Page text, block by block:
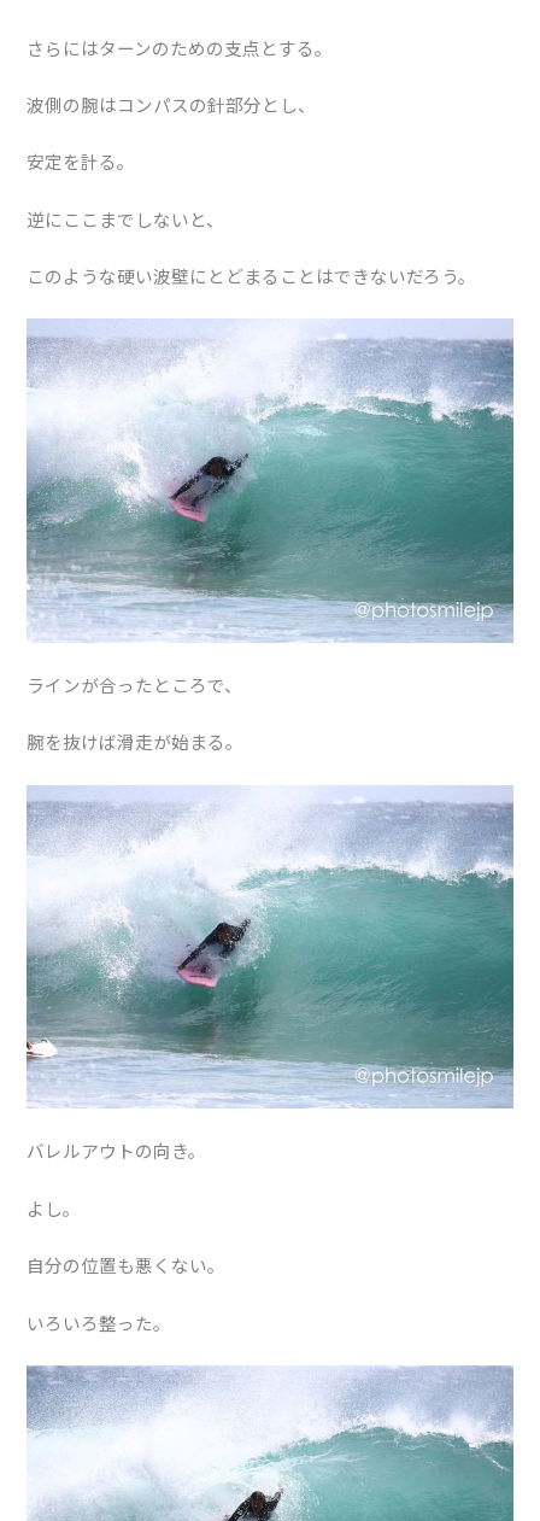
さらにはターンのための支点とする。
波側の腕はコンパスの針部分とし、
安定を計る。
逆にここまでしないと、
このような硬い波壁にとどまることはできないだろう。
ラインが合ったところで、
腕を抜けば滑走が始まる。
バレルアウトの向き。
よし。
自分の位置も悪くない。
いろいろ整った。